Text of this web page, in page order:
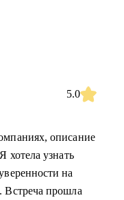
5.0
описание
хотела узнать
на
Встреча прошла